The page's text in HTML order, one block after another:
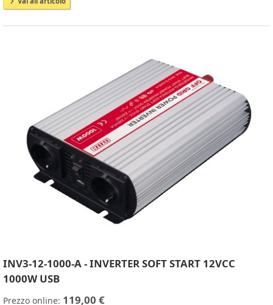
INV3-12-1000-A - INVERTER SOFT START 12VCC
1000W USB
Prezzo online: 119,00 €